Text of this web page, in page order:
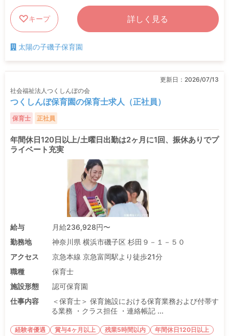
キープ 詳しく見る
太陽の子磯子保育園
更新日： 2026/07/13
社会福祉法人つくしんぼの会
つくしんぼ保育園の保育士求人（正社員）
保育士 正社員
年間休日120日以上/土曜日出勤は2ヶ月に1回、振休ありでプ
ライベート充実
給与
月給236,928円〜
勤務地
神奈川県 横浜市磯子区 杉田９－１－５０
アクセス
京急本線 京急富岡駅より徒歩21分
職種
保育士
施設形態
認可保育園
仕事内容
＜保育士＞ 保育施設における保育業務および付帯す
る業務 ・クラス担任 ・連絡帳記 ...
経験者優遇 賞与4ヶ月以上 残業5時間以内
年間休日120日以上